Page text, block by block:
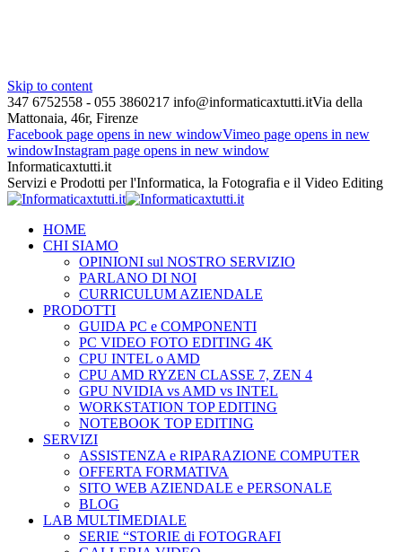
Skip to content
347 6752558 - 055 3860217 info@informaticaxtutti.itVia della
Mattonaia, 46r, Firenze
Facebook page opens in new windowVimeo page opens in new
windowInstagram page opens in new window
Informaticaxtutti.it
Servizi e Prodotti per l'Informatica, la Fotografia e il Video Editing
HOME
CHI SIAMO
OPINIONI sul NOSTRO SERVIZIO
PARLANO DI NOI
CURRICULUM AZIENDALE
PRODOTTI
GUIDA PC e COMPONENTI
PC VIDEO FOTO EDITING 4K
CPU INTEL o AMD
CPU AMD RYZEN CLASSE 7, ZEN 4
GPU NVIDIA vs AMD vs INTEL
WORKSTATION TOP EDITING
NOTEBOOK TOP EDITING
SERVIZI
ASSISTENZA e RIPARAZIONE COMPUTER
OFFERTA FORMATIVA
SITO WEB AZIENDALE e PERSONALE
BLOG
LAB MULTIMEDIALE
SERIE “STORIE di FOTOGRAFI